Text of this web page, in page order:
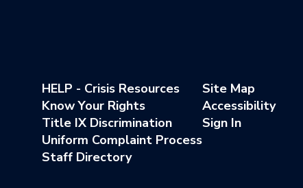
HELP - Crisis Resources
Know Your Rights
Title IX Discrimination
Uniform Complaint Process
Staff Directory
Site Map
Accessibility
Sign In